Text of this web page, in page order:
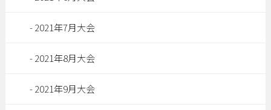
2021年7月大会
2021年8月大会
2021年9月大会